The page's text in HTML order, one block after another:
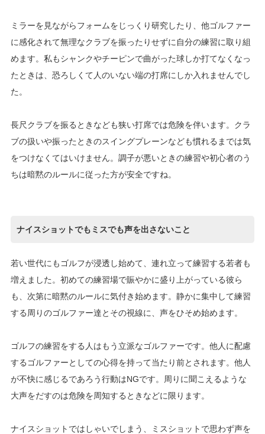
ミラーを見ながらフォームをじっくり研究したり、他ゴルファー
に感化されて無理なクラブを振ったりせずに自分の練習に取り組
めます。私もシャンクやチーピンで曲がった球しか打てなくなっ
たときは、恐ろしくて人のいない端の打席にしか入れませんでし
た。
長尺クラブを振るときなども狭い打席では危険を伴います。クラ
ブの扱いや振ったときのスイングプレーンなども慣れるまでは気
をつけなくてはいけません。調子が悪いときの練習や初心者のう
ちは暗黙のルールに従った方が安全ですね。
ナイスショットでもミスでも声を出さないこと
若い世代にもゴルフが浸透し始めて、連れ立って練習する若者も
増えました。初めての練習場で賑やかに盛り上がっている彼ら
も、次第に暗黙のルールに気付き始めます。静かに集中して練習
する周りのゴルファー達とその視線に、声をひそめ始めます。
ゴルフの練習をする人はもう立派なゴルファーです。他人に配慮
するゴルファーとしての心得を持って当たり前とされます。他人
が不快に感じるであろう行動はNGです。周りに聞こえるような
大声をだすのは危険を周知するときなどに限ります。
ナイスショットではしゃいでしまう、ミスショットで思わず声を